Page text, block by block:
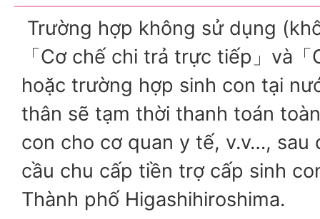
Trường hợp không sử dụng
「Cơ chế chi trả trực tiếp」và
hoặc trường hợp sinh con tại
thân sẽ tạm thời thanh toán
con cho cơ quan y tế, v.v…, sau
cầu chu cấp tiền trợ cấp sinh
Thành phố Higashihiroshima.